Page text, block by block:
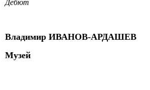
Дебют
Владимир ИВАНОВ-АРДАШЕВ
Музей